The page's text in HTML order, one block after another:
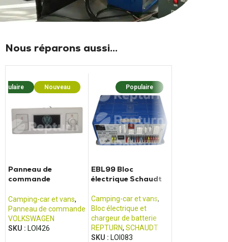
Nous réparons aussi...
Nouveau
Panneau de
commande
Camping-car et vans,
Panneau de commande
VOLKSWAGEN
SKU : LOI426
Populaire
EBL99 Bloc
électrique Schaudt
Camping-car et vans,
Bloc électrique et
chargeur de batterie
REPTURN, SCHAUDT
SKU : LOI083